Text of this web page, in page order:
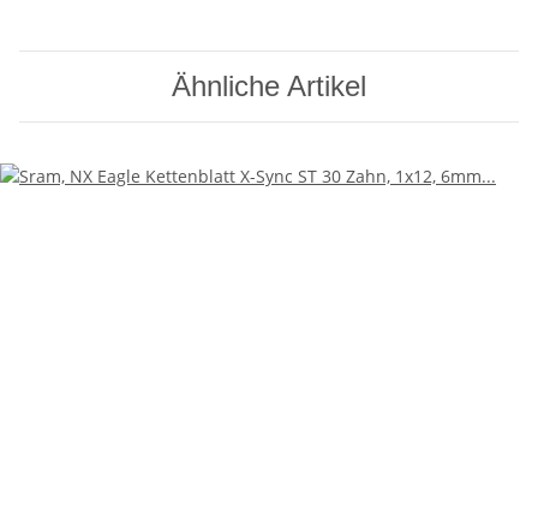
Ähnliche Artikel